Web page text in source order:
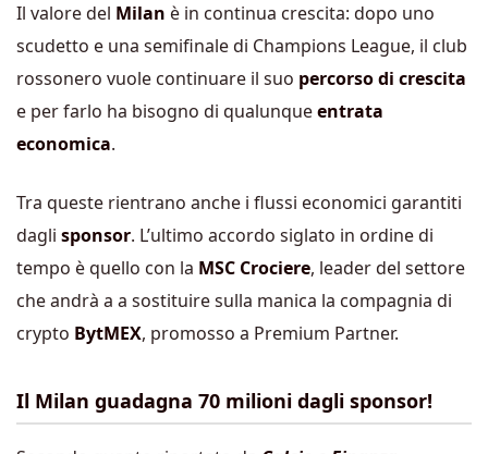
Il valore del Milan è in continua crescita: dopo uno
scudetto e una semifinale di Champions League, il club
rossonero vuole continuare il suo percorso di crescita
e per farlo ha bisogno di qualunqueentrata
economica.
Tra queste rientrano anche i flussi economici garantiti
dagli sponsor. L’ultimo accordo siglato in ordine di
tempo è quello con la MSC Crociere, leader del settore
che andrà a a sostituire sulla manica la compagnia di
crypto BytMEX, promosso a Premium Partner.
Il Milan guadagna 70 milioni dagli sponsor!